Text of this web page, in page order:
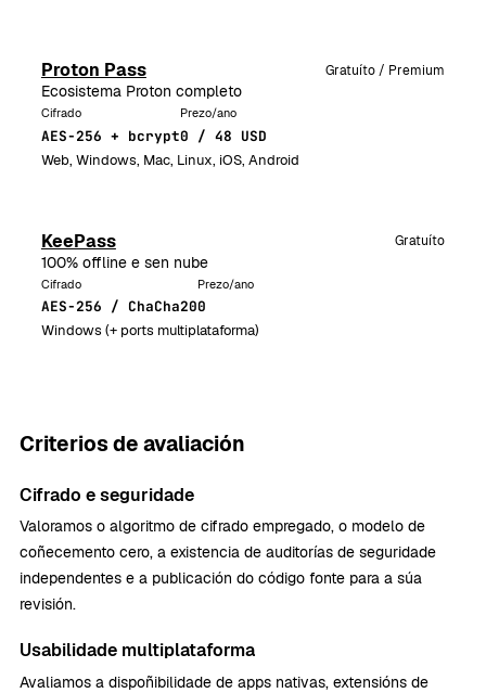
Proton Pass Gratuíto / Premium
Ecosistema Proton completo
Cifrado
AES-256 + bcrypt
Prezo/ano
0 / 48 USD
Web, Windows, Mac, Linux, iOS, Android
KeePass Gratuíto
100% offline e sen nube
Cifrado
AES-256 / ChaCha20
Prezo/ano
0
Windows (+ ports multiplataforma)
Criterios de avaliación
Cifrado e seguridade
Valoramos o algoritmo de cifrado empregado, o modelo de
coñecemento cero, a existencia de auditorías de seguridade
independentes e a publicación do código fonte para a súa
revisión.
Usabilidade multiplataforma
Avaliamos a dispoñibilidade de apps nativas, extensións de